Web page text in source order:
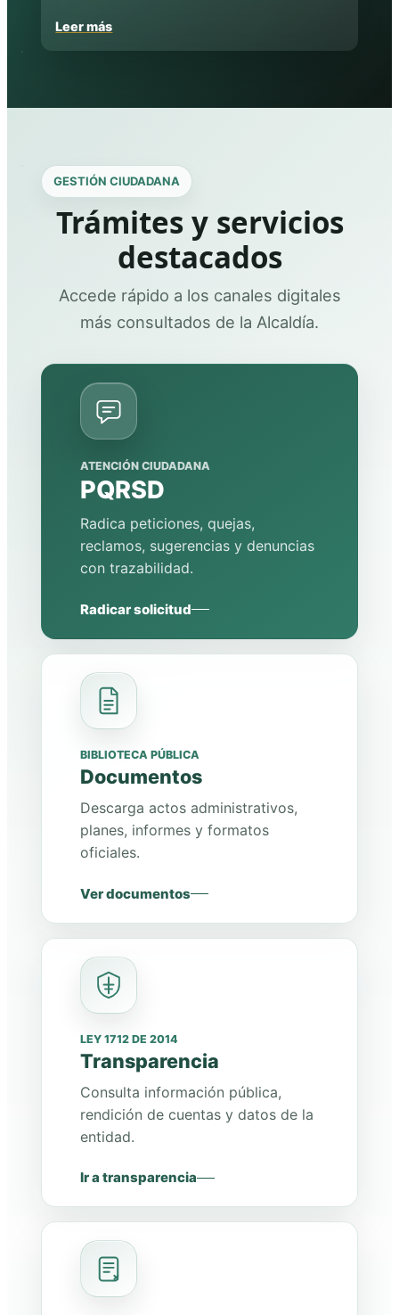
Leer más
GESTIÓN CIUDADANA
Trámites y servicios
destacados
Accede rápido a los canales digitales
más consultados de la Alcaldía.
ATENCIÓN CIUDADANA
PQRSD
Radica peticiones, quejas,
reclamos, sugerencias y denuncias
con trazabilidad.
Radicar solicitud
BIBLIOTECA PÚBLICA
Documentos
Descarga actos administrativos,
planes, informes y formatos
oficiales.
Ver documentos
LEY 1712 DE 2014
Transparencia
Consulta información pública,
rendición de cuentas y datos de la
entidad.
Ir a transparencia